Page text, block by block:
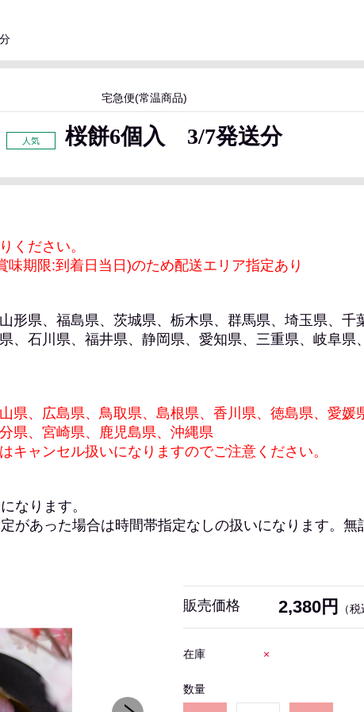
宅急便(常温商品)
桜餅6個入 3/7発送分
ください。
味期限:到着日当日)のため配送エリア指定あり
形県、福島県、茨城県、栃木県、群馬県、埼玉県、千
、石川県、福井県、静岡県、愛知県、三重県、岐阜県
県、広島県、鳥取県、島根県、香川県、徳島県、愛媛
県、宮崎県、鹿児島県、沖縄県
ャンセル扱いになりますのでご注意ください。
なります。
があった場合は時間帯指定なしの扱いになります。無
販売価格 2,380円 （
在庫 ×
数量